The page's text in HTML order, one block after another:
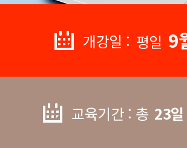
개강일 : 평일 9
교육기간 : 총 23일